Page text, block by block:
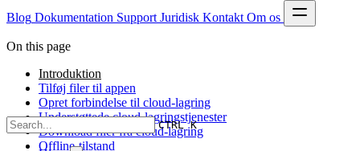
Blog Dokumentation Support Juridisk Kontakt Om os
CTRL K
On this page
Introduktion
Tilføj filer til appen
Opret forbindelse til cloud-lagring
Understøttede cloud-lagringstjenester
Download filer fra cloud-lagring
Offline-tilstand